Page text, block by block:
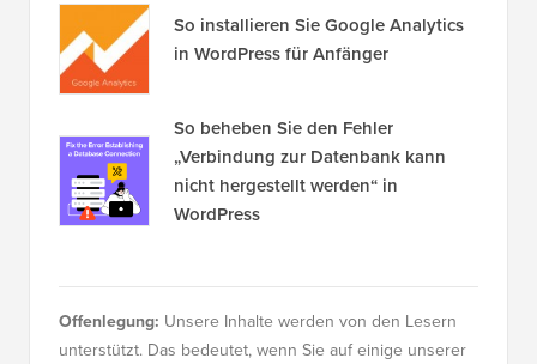
So installieren Sie Google Analytics
in WordPress für Anfänger
So beheben Sie den Fehler
„Verbindung zur Datenbank kann
nicht hergestellt werden“ in
WordPress
Offenlegung: Unsere Inhalte werden von den Lesern
unterstützt. Das bedeutet, wenn Sie auf einige unserer